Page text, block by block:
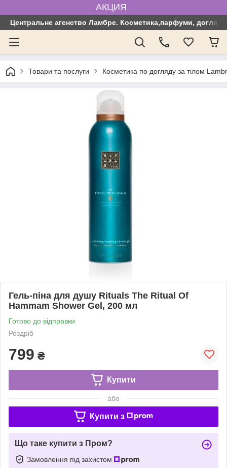
АКЦИЯ
Центральне агенство Ламбре. Косметика,парфуми, догляд
Товари та послуги Косметика по догляду за тілом
Гель-піна для душу Rituals The Ritual Of
Hammam Shower Gel, 200 мл
Готово до відправки
Роздріб
799 ₴
Купити
або
Купити з
Що таке купити з Пром?
Замовлення під захистом